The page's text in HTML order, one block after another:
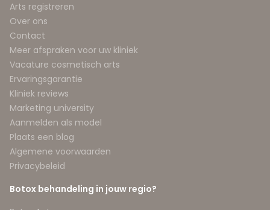
Arts registreren
Over ons
Contact
Meer afspraken voor uw kliniek
Vacature cosmetisch arts
Ervaringsgarantie
Kliniek reviews
Marketing university
Aanmelden als model
Plaats een blog
Algemene voorwaarden
Privacybeleid
Botox behandeling in jouw regio?